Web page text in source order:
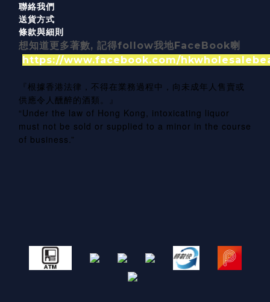
聯絡我們
送貨方式
條款與細則
想知道更多著數, 記得follow我地FaceBook喇
https://www.facebook.com/
『根據香港法律，不得在業務過程中，向未成年人售賣或
供應令人醺醉的酒類。』
“Under the law of Hong Kong, intoxicating liquor
must not be sold or supplied to a minor in the course
of business.”